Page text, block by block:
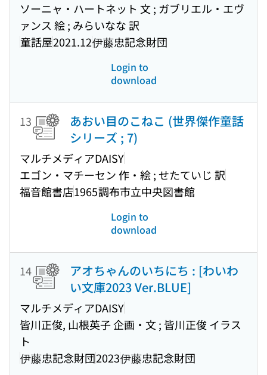
ソーニャ・ハートネット 文 ; ガブリエル・エヴ
ァンス 絵 ; みらいなな 訳
童話屋2021.12伊藤忠記念財団
Login to
download
13
あおい目のこねこ (世界傑作童話
シリーズ ; 7)
マルチメディアDAISY
エゴン・マチーセン 作・絵 ; せたていじ 訳
福音館書店1965調布市立中央図書館
Login to
download
14
アオちゃんのいちにち : [わいわ
い文庫2023 Ver.BLUE]
マルチメディアDAISY
皆川正俊, 山根英子 企画・文 ; 皆川正俊 イラス
ト
伊藤忠記念財団2023伊藤忠記念財団